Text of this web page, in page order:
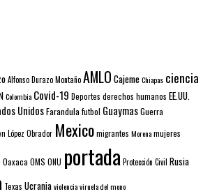
Alfonso Durazo MontañoAMLO CajemeChiapas ciencia
Colombia Covid-19 Deportes derechos humanos EE.UU.
UnidosFarandulafutbol GuaymasGuerra
López Obrador Mexicomigrantes Morenamujeres
Oaxaca OMS ONU portada Protección Civil Rusia
Texas Ucraniaviolenciaviruela del mono